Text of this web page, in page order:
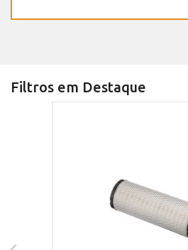
Filtros em Destaque